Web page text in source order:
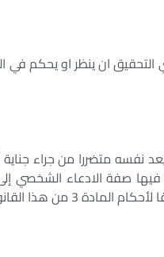
التحقيق ان ينظر او يحكم
متضررا من جراء جناية
صفة الادعاء الشخصي
3 من هذا القانون.